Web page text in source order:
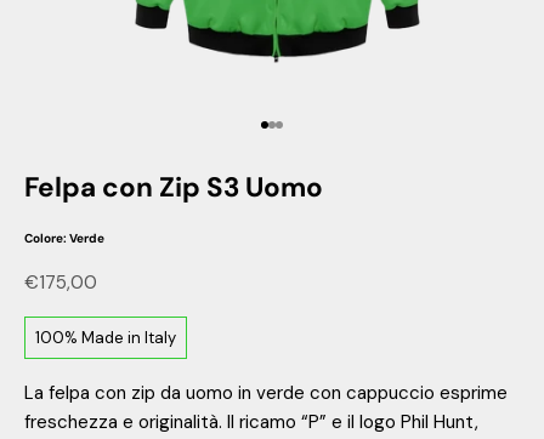
Vai all'articolo 1
Vai all'articolo 2
Vai all'articolo 3
Felpa con Zip S3 Uomo
Colore: Verde
Prezzo scontato
€175,00
100% Made in Italy
La felpa con zip da uomo in verde con cappuccio esprime
freschezza e originalità. Il ricamo “P” e il logo Phil Hunt,